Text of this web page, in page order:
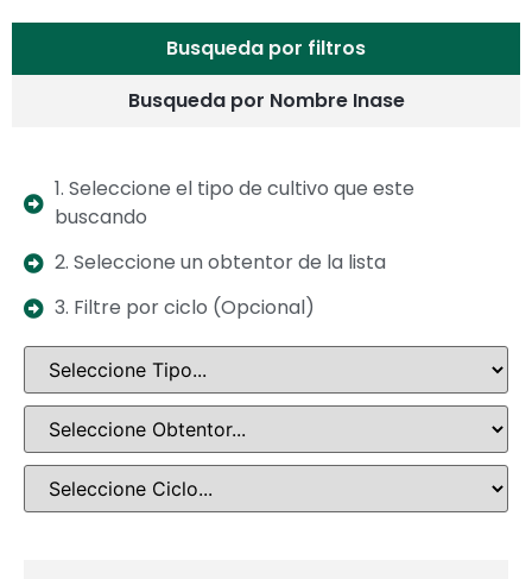
Busqueda por filtros
Busqueda por Nombre Inase
1. Seleccione el tipo de cultivo que este
buscando
2. Seleccione un obtentor de la lista
3. Filtre por ciclo (Opcional)